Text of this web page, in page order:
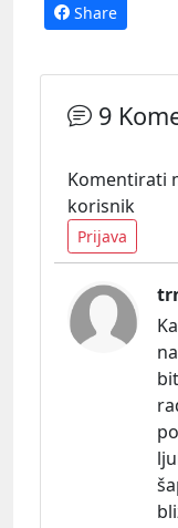
Share
9
Komentirati
korisnik
Prijava